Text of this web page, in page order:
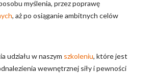
myślenia, przez poprawę
, aż po osiąganie ambitnych celów
udziału w naszym szkoleniu, które jest
wewnętrznej siły i pewności